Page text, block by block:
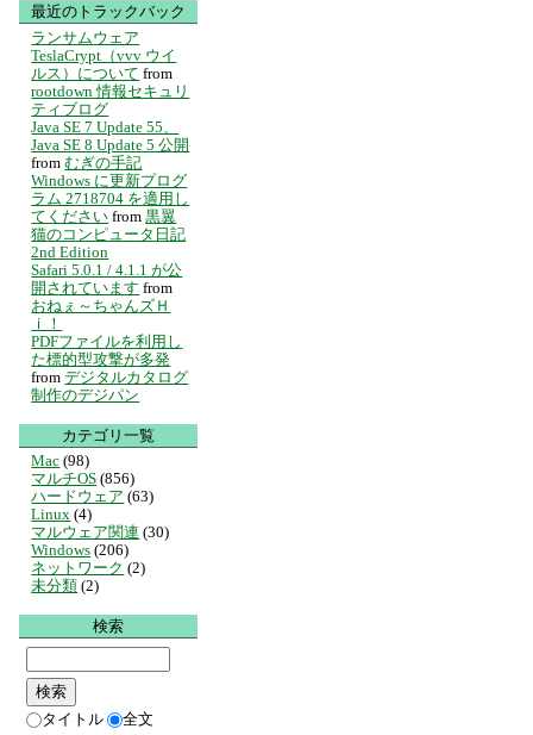
最近のトラックバック
ランサムウェア
TeslaCrypt（vvv ウイ
ルス）について from
rootdown 情報セキュリ
ティブログ
Java SE 7 Update 55、
Java SE 8 Update 5 公開
from むぎの手記
Windows に更新プログ
ラム 2718704 を適用し
てください from 黒翼
猫のコンピュータ日記
2nd Edition
Safari 5.0.1 / 4.1.1 が公
開されています from
おねぇ～ちゃんズＨ
ｉ！
PDFファイルを利用し
た標的型攻撃が多発
from デジタルカタログ
制作のデジパン
カテゴリ一覧
Mac (98)
マルチOS (856)
ハードウェア (63)
Linux (4)
マルウェア関連 (30)
Windows (206)
ネットワーク (2)
未分類 (2)
検索
タイトル 全文